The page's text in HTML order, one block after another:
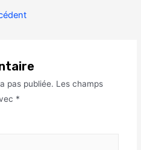
pas publiée. Les champs
*